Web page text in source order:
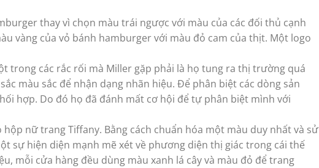
thay vì chọn màu trái ngược với màu của các đối thủ cạnh
vàng của vỏ bánh hamburger với màu đỏ cam của thịt. Một logo
trong các rắc rối mà Miller gặp phải là họ tung ra thị trường quá
màu sắc để nhận dạng nhãn hiệu. Để phân biệt các dòng sản
hợp. Do đó họ đã đánh mất cơ hội để tự phân biệt mình với
nữ trang Tiffany. Bằng cách chuẩn hóa một màu duy nhất và sử
sự hiện diện mạnh mẽ xét về phương diện thị giác trong cái thế
mỗi cửa hàng đều dùng màu xanh lá cây và màu đỏ để trang